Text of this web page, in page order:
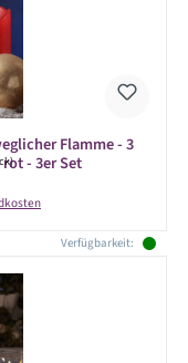
- 3er Set
Verfügbarkeit: